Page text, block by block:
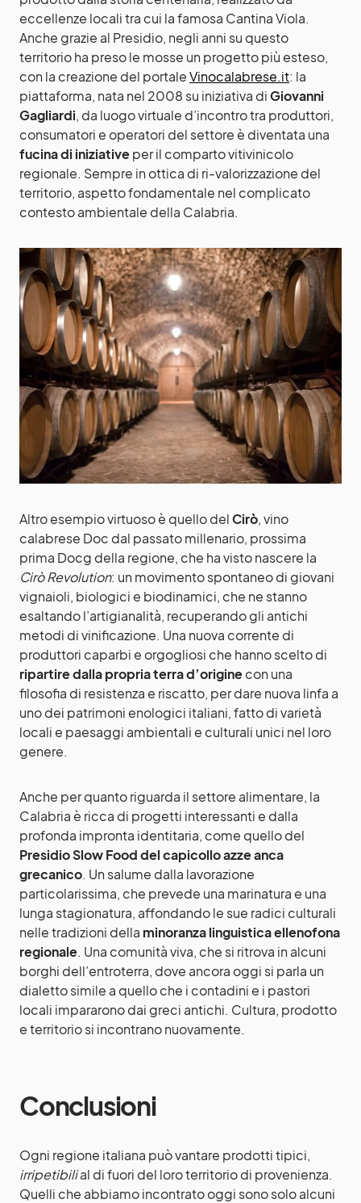
eccellenze locali tra cui la famosa Cantina Viola.
Anche grazie al Presidio, negli anni su questo
territorio ha preso le mosse un progetto più esteso,
con la creazione del portaleVinocalabrese.it: la
piattaforma, nata nel 2008 su iniziativa diGiovanni
Gagliardi, da luogo virtuale d’incontro tra produttori,
consumatori e operatori del settore è diventata una
fucina di iniziativeper il comparto vitivinicolo
regionale. Sempre in ottica di ri-valorizzazione del
territorio, aspetto fondamentale nel complicato
contesto ambientale della Calabria.
Altro esempio virtuoso è quello delCirò, vino
calabrese Doc dal passato millenario, prossima
prima Docg della regione, che ha visto nascere la
Cirò Revolution: un movimento spontaneo di giovani
vignaioli, biologici e biodinamici, che ne stanno
esaltando l’artigianalità, recuperando gli antichi
metodi di vinificazione. Una nuova corrente di
produttori caparbi e orgogliosi che hanno scelto di
ripartire dalla propria terra d’originecon una
filosofia di resistenza e riscatto, per dare nuova linfa a
uno dei patrimoni enologici italiani, fatto di varietà
locali e paesaggi ambientali e culturali unici nel loro
genere.
Anche per quanto riguarda il settore alimentare, la
Calabria è ricca di progetti interessanti e dalla
profonda impronta identitaria, come quello del
Presidio Slow Food del capicollo azze anca
grecanico. Un salume dalla lavorazione
particolarissima, che prevede una marinatura e una
lunga stagionatura, affondando le sue radici culturali
nelle tradizioni della minoranza linguistica ellenofona
regionale. Una comunità viva, che si ritrova in alcuni
borghi dell’entroterra, dove ancora oggi si parla un
dialetto simile a quello che i contadini e i pastori
locali impararono dai greci antichi. Cultura, prodotto
e territorio si incontrano nuovamente.
Conclusioni
Ogni regione italiana può vantare prodotti tipici,
irripetibilial di fuori del loro territorio di provenienza.
Quelli che abbiamo incontrato oggi sono solo alcuni